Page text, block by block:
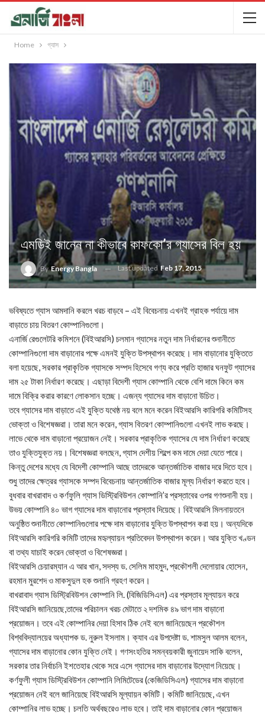
Home গ্যাস
এমডিই জানেন না কীভাবে কাফকো’র গ্যাসের বিল হয়
ByEnergy Bangla Last updated Feb 17, 2015
ভবিষ্যতে গ্যাস আমদানি করলে খরচ বাড়বে – এই বিবেচনায় এখনই গ্রাহক পর্যায়ে দাম
বাড়াতে চায় বিতরণ কোম্পানিগুলো।
এনার্জি রেগুলেটরি কমিশনে (বিইআরসি) চলমান গ্যাসের নতুন দাম নির্ধারনের শুনানীতে
কোম্পানিগুলো দাম বাড়ানোর পক্ষে এমনই যুক্তি উপস্থাপন করেছে। দাম বাড়ানোর যুক্তিতে
বলা হয়েছে, সরকার প্রাকৃতিক গ্যাসকে সম্পদ হিসেবে গণ্য করে প্রতি হাজার ঘনফুট গ্যাসের
দাম ২৫ টাকা নির্ধারণ করেছে। এছাড়া বিদেশী গ্যাস কোম্পানি থেকে বেশি দামে কিনে কম
দামে বিক্রি করার কারণে লোকসান হচ্ছে। এজন্য গ্যাসের দাম বাড়ানো উচিত।
তবে গ্যাসের দাম বাড়াতে এই যুক্তি যথেষ্ঠ নয় বলে মনে করেন বিইআরসি কারিগরি কমিটিসহ
ভোক্তা ও বিশেষজ্ঞরা। তারা মনে করেন, গ্যাস বিতরণ কোম্পানিগুলো এখনই লাভ করছে।
লাভে থেকে দাম বাড়ানো প্রয়োজন নেই। সরকার প্রাকৃতিক গ্যাসের যে দাম নির্ধারণ করেছে
তাও যুক্তিযুক্ত নয়। বিশেষজ্ঞরা বলছেন, গ্যাস দেশীয় শিল্পে কম দামে দেয়া যেতে পারে।
কিন্তু দেশের মধ্যে যে বিদেশী কোম্পানি আছে তাদেরকে আন্তর্জাতিক বাজার দরে দিতে হবে।
শুধু তাদের ক্ষেত্রর গ্যাসকে সম্পদ বিবেচনায় আন্তর্জাতিক বাজার মূল্য নির্ধারণ করতে হবে।
বুধবার বাখরাবাদ ও কর্ণফুলি গ্যাস ডিস্ট্রিবিউশন কোম্পানি’র প্রস্তাবের ওপর গণশুনানী হয়।
উভয় কোম্পানি ৪০ ভাগ গ্যাসের দাম বাড়ানোর প্রস্তাব দিয়েছে। বিইআরসি মিলনায়তনে
অনুষ্ঠিত শুনানীতে কোম্পানিগুলোর পক্ষে দাম বাড়ানোর যুক্তি উপস্থাপন করা হয়। অন্যদিকে
বিইআরসি কারিগরি কমিটি তাদের মহৃল্যায়ন প্রতিবেদন উপস্থাপন করেন। আর যুক্তি খণ্ডন
বা তথ্য যাচাই করেন ভোক্তা ও বিশেষজ্ঞরা।
বিইআরসি চেয়ারম্যান এ আর খান, সদস্য ড. সেলিম মাহমুদ, প্রকৌশলী দেলোয়ার হোসেন,
রহমান মুরশেদ ও মাকসুদুল হক শুনানি গ্রহণ করেন।
বাখরাবাদ গ্যাস ডিস্ট্রিবিউশন কোম্পানি লি. (বিজিডিসিএল) এর প্রস্তাব মূল্যায়ন করে
বিইআরসি জানিয়েছে,তাদের পরিচালন খরচ মেটাতে ২ দশমিক ৪৯ ভাগ দাম বাড়ানো
প্রয়োজন। তবে এই কোম্পানির দেয়া হিসাব ঠিক নেই বলে জানিয়েছেন প্রকৌশল
বিশ্ববিদ্যালয়ের অধ্যাপক ড. নুরুল ইসলাম। ক্যাব এর উপদেষ্টা ড. শামসুল আলম বলেন,
গ্যাসের দাম বাড়ানোর কোন যুক্তি নেই। গণসংহতির সমন্বয়কারী জুনায়েদ সাকি বলেন,
সরকার তার নির্বাচনি ইশতেহার থেকে সরে এসে গ্যাসের দাম বাড়ানোর উদ্যোগ নিয়েছে।
কর্ণফুলী গ্যাস ডিস্ট্রিবিউশন কোম্পানি লিমিটেডের (কেজিডিসিএল) গ্যাসের দাম বাড়ানো
প্রয়োজন নেই বলে জানিয়েছে বিইআরসি মূল্যায়ন কমিটি। কমিটি জানিয়েছে, এখন
কোম্পানির লাভ হচ্ছে। চলতি অর্থবছরেও লাভ হবে। তাই দাম বাড়ানোর কোন প্রয়োজন